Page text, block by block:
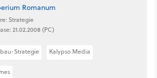
Romanum
Strategie
21.02.2008 (PC)
Strategie Kalypso Media